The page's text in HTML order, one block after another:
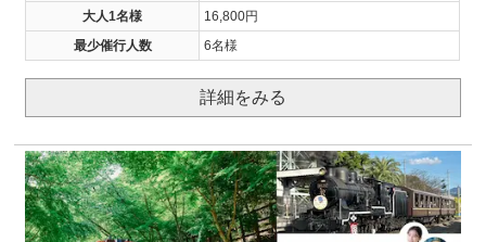
大人1名様
16,800円
最少催行人数
6名様
詳細をみる